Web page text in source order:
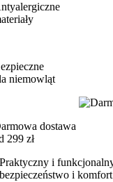
niemowląt
dostawa
299 zł
Praktyczny i
bezpieczeństwo i